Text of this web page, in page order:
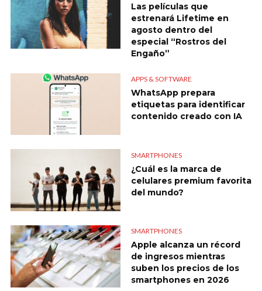
Las películas que
estrenará Lifetime en
agosto dentro del
especial “Rostros del
Engaño”
APPS & SOFTWARE
WhatsApp prepara
etiquetas para identificar
contenido creado con IA
SMARTPHONES
¿Cuál es la marca de
celulares premium favorita
del mundo?
SMARTPHONES
Apple alcanza un récord
de ingresos mientras
suben los precios de los
smartphones en 2026